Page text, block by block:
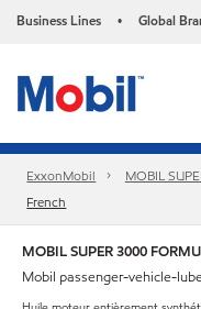
Business Lines • Global
ExxonMobil
MOBIL
French
MOBIL SUPER 3000
Mobil passenger-vehicle-